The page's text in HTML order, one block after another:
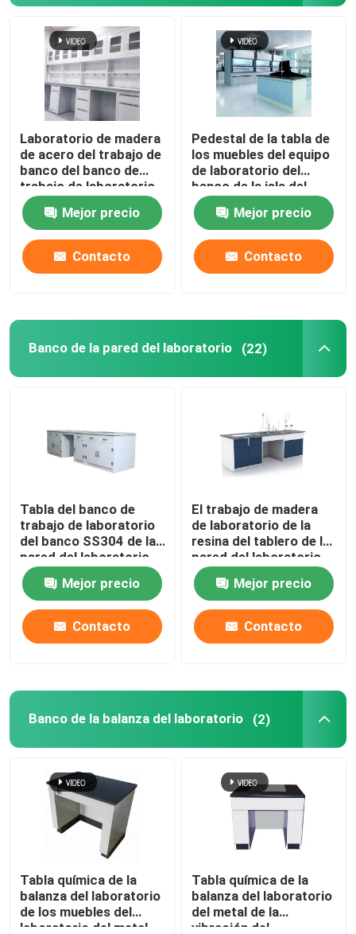
Laboratorio de madera
de acero del trabajo de
banco del banco de
trabajo de laboratorio
de la escuela con el
gabinete de
almacenamiento
Mejor precio
Contacto
Pedestal de la tabla de
los muebles del equipo
de laboratorio del
banco de la isla del
laboratorio del diseño
modernoMejor precio
Contacto
Banco de la pared del laboratorio (22)
Tabla del banco de
trabajo de laboratorio
del banco SS304 de la
pared del laboratorio
de los materiales de los
PP
Mejor precio
Contacto
El trabajo de madera
de laboratorio de la
resina del tablero de la
pared del laboratorio
seguro del banco
presenta el banco para
la escuela
Mejor precio
Contacto
Banco de la balanza del laboratorio (2)
Tabla química de la
balanza del laboratorio
de los muebles del
laboratorio del metal
Tabla química de la
balanza del laboratorio
del metal de la
vibración del